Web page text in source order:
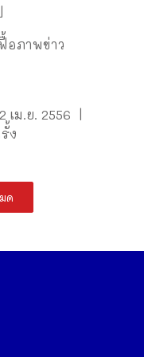
อภาพข่าว
ม.ย. 2556 |
ง
ด